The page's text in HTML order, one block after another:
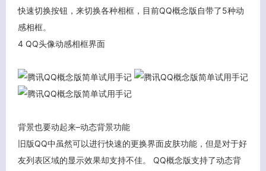
快速切换按钮，来切换各种相框，目前QQ概念版自带了5种动
感相框。
4 QQ头像动感相框界面
背景也要动起来–动态背景功能
旧版QQ中虽然可以进行快速的更换界面皮肤功能，但是对于好
友列表区域的显示效果却支持不佳。 QQ概念版支持了动态背